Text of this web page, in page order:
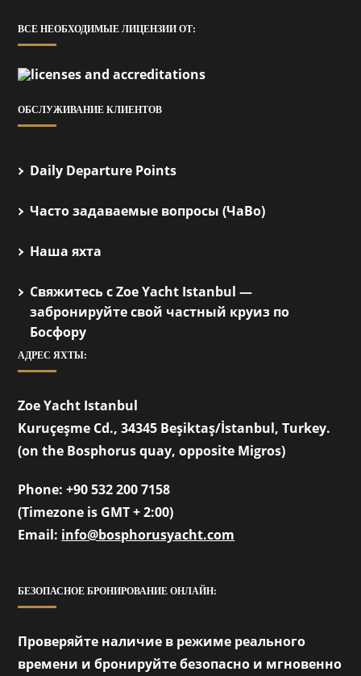
ВСЕ НЕОБХОДИМЫЕ ЛИЦЕНЗИИ ОТ:
ОБСЛУЖИВАНИЕ КЛИЕНТОВ
Daily Departure Points
Часто задаваемые вопросы (ЧаВо)
Наша яхта
Свяжитесь с Zoe Yacht Istanbul —
забронируйте свой частный круиз по
Босфору
АДРЕС ЯХТЫ:
Zoe Yacht Istanbul
Kuruçeşme Cd., 34345 Beşiktaş/İstanbul, Turkey.
(on the Bosphorus quay, opposite Migros)
Phone:+90 532 200 7158
(Timezone is GMT + 2:00)
Email: info@bosphorusyacht.com
БЕЗОПАСНОЕ БРОНИРОВАНИЕ ОНЛАЙН:
Проверяйте наличие в режиме реального
времени и бронируйте безопасно и мгновенно